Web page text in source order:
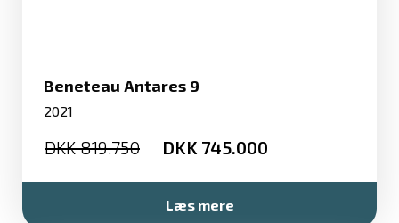
Beneteau Antares 9
2021
819.750 745.000
Læs mere